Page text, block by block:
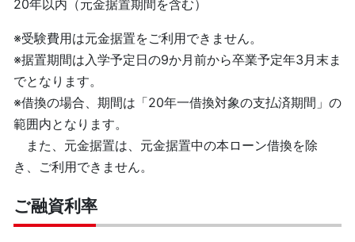
20年以内（元金据置期間を含む）
※受験費用は元金据置をご利用できません。
※据置期間は入学予定日の9か月前から卒業予定年3月末ま
でとなります。
※借換の場合、期間は「20年一借換対象の支払済期間」の
範囲内となります。
また、元金据置は、元金据置中の本ローン借換を除
き、ご利用できません。
ご融資利率